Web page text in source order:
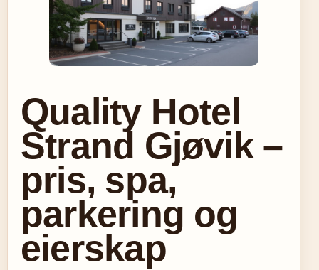
Quality Hotel
Strand Gjøvik –
pris, spa,
parkering og
eierskap